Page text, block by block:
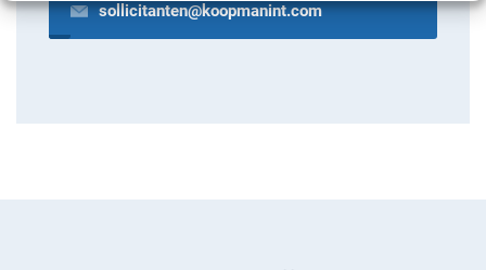
sollicitanten@koopmanint.com